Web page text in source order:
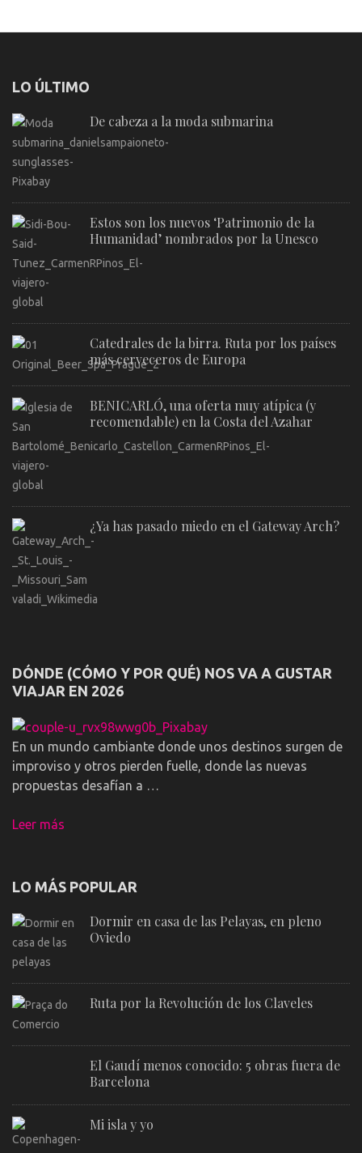
LO ÚLTIMO
De cabeza a la moda submarina
Estos son los nuevos ‘Patrimonio de la
Humanidad’ nombrados por la Unesco
Catedrales de la birra. Ruta por los países
más cerveceros de Europa
BENICARLÓ, una oferta muy atípica (y
recomendable) en la Costa del Azahar
¿Ya has pasado miedo en el Gateway Arch?
DÓNDE (CÓMO Y POR QUÉ) NOS VA A GUSTAR
VIAJAR EN 2026
En un mundo cambiante donde unos destinos surgen de
improviso y otros pierden fuelle, donde las nuevas
propuestas desafían a …
Leer más
LO MÁS POPULAR
Dormir en casa de las Pelayas, en pleno
Oviedo
Ruta por la Revolución de los Claveles
El Gaudí menos conocido: 5 obras fuera de
Barcelona
Mi isla y yo